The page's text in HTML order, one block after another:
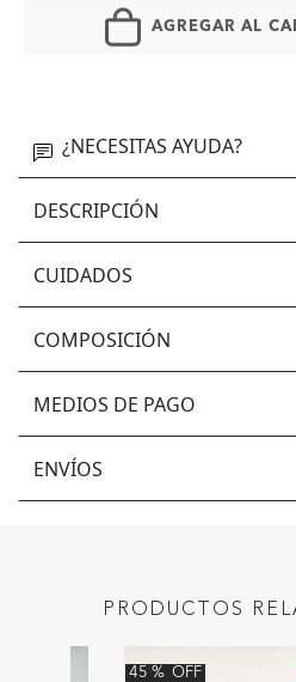
AGREGAR AL
¿NECESITAS AYUDA?
DESCRIPCIÓN
CUIDADOS
COMPOSICIÓN
MEDIOS DE PAGO
ENVÍOS
PRODUCTOS
45% OFF